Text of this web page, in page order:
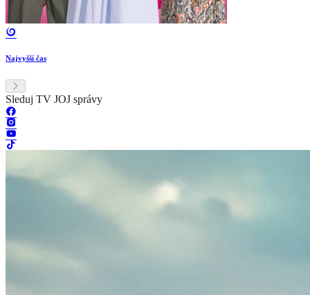
Najvyšší čas
Sleduj TV JOJ správy